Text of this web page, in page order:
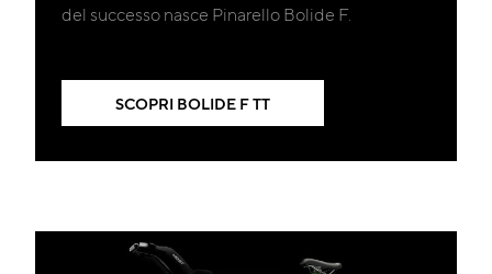
del successo nasce Pinarello Bolide F.
SCOPRI BOLIDE F TT